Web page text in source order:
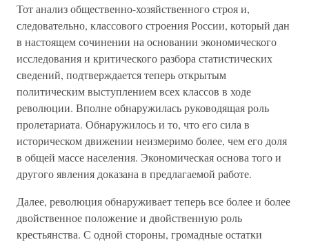
Тот анализ общественно-хозяйственного строя и,
следовательно, классового строения России, который дан
в настоящем сочинении на основании экономического
исследования и критического разбора статистических
сведений, подтверждается теперь открытым
политическим выступлением всех классов в ходе
революции. Вполне обнаружилась руководящая роль
пролетариата. Обнаружилось и то, что его сила в
историческом движении неизмеримо более, чем его доля
в общей массе населения. Экономическая основа того и
другого явления доказана в предлагаемой работе.
Далее, революция обнаруживает теперь все более и более
двойственное положение и двойственную роль
крестьянства. С одной стороны, громадные остатки